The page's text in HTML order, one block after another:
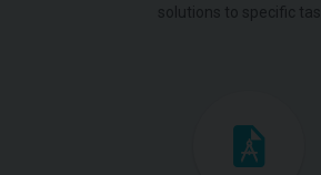
solutions to specific